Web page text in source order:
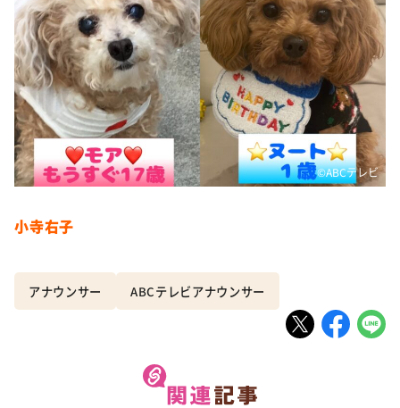
©️ABCテレビ
小寺右子
アナウンサー ABCテレビアナウンサー